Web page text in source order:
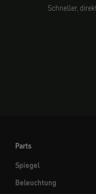
Schneller,
Parts
Spiegel
Beleuchtung